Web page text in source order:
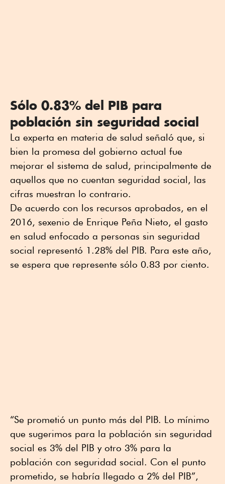
Sólo 0.83% del PIB para
población sin seguridad social
La experta en materia de salud señaló que, si
bien la promesa del gobierno actual fue
mejorar el sistema de salud, principalmente de
aquellos que no cuentan seguridad social, las
cifras muestran lo contrario.
De acuerdo con los recursos aprobados, en el
2016, sexenio de Enrique Peña Nieto, el gasto
en salud enfocado a personas sin seguridad
social representó 1.28% del PIB. Para este año,
se espera que represente sólo 0.83 por ciento.
“Se prometió un punto más del PIB. Lo mínimo
que sugerimos para la población sin seguridad
social es 3% del PIB y otro 3% para la
población con seguridad social. Con el punto
prometido, se habría llegado a 2% del PIB”,